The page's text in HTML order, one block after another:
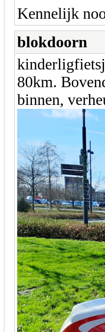
Kennelijk
blokdoorn
80km.
binnen,